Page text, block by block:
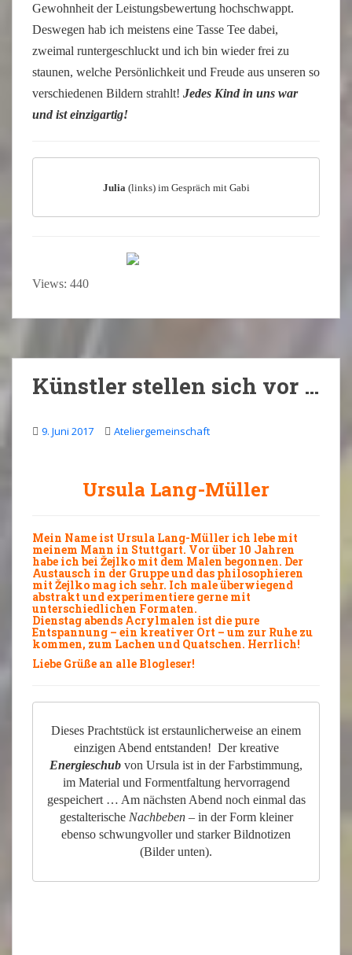
Gewohnheit der Leistungsbewertung hochschwappt.
Deswegen hab ich meistens eine Tasse Tee dabei,
zweimal runtergeschluckt und ich bin wieder frei zu
staunen, welche Persönlichkeit und Freude aus unseren so
verschiedenen Bildern strahlt! Jedes Kind in uns war
und ist einzigartig!
Julia (links) im Gespräch mit Gabi
Views: 440
Künstler stellen sich vor …
9. Juni 2017 Ateliergemeinschaft
Ursula Lang-Müller
Mein Name ist Ursula Lang-Müller ich lebe mit
meinem Mann in Stuttgart. Vor über 10 Jahren
habe ich bei Žejlko mit dem Malen begonnen. Der
Austausch in der Gruppe und das philosophieren
mit Žejlko mag ich sehr. Ich male überwiegend
abstrakt und experimentiere gerne mit
unterschiedlichen Formaten.
Dienstag abends Acrylmalen ist die pure
Entspannung – ein kreativer Ort – um zur Ruhe zu
kommen, zum Lachen und Quatschen. Herrlich!
Liebe Grüße an alle Blogleser!
Dieses Prachtstück ist erstaunlicherweise an einem
einzigen Abend entstanden! Der kreative
Energieschub von Ursula ist in der Farbstimmung,
im Material und Formentfaltung hervorragend
gespeichert … Am nächsten Abend noch einmal das
gestalterische Nachbeben– in der Form kleiner
ebenso schwungvoller und starker Bildnotizen
(Bilder unten).